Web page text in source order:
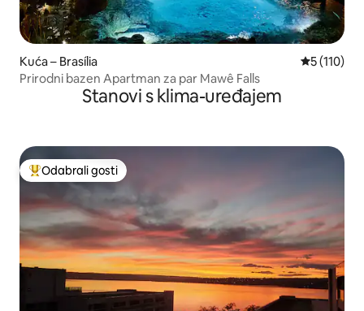
Kuća – Brasília Prosječna
5 (110)
Prirodni bazen Apartman za par Mawê Falls
Stanovi s klima-uređajem
Među najviše rangiranima s oznakom „Odabrali gosti”
Odabrali gosti